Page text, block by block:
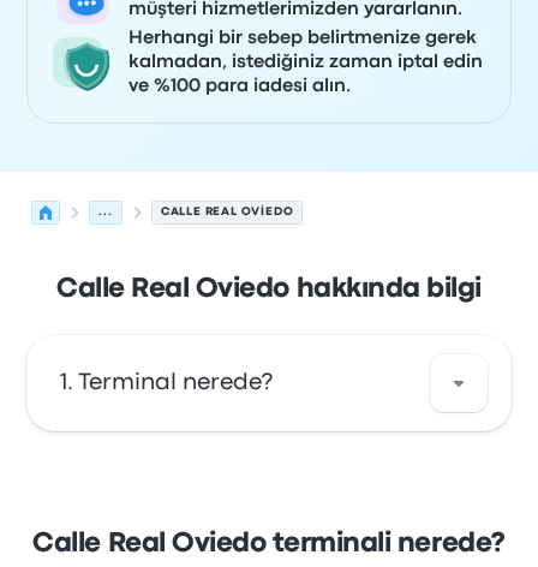
müşteri hizmetlerimizden yararlanın.
Herhangi bir sebep belirtmenize gerek
kalmadan, istediğiniz zaman iptal edin
ve %100 para iadesi alın.
... CALLE REAL OVIEDO
Calle Real Oviedo hakkında bilgi
Terminal nerede?
Oviedo şehrindeki bu otobüs durağını
Calle Real Oviedo terminali nerede?